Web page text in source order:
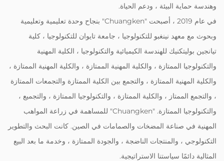
وهندسة حماية البيئة ، ودعم الحياة.
في عام 2019 ، أصبحت "Chuangken" بنجاح وحدة تعليمية وتعليمية
وبحوث مع معهد نينغبو للتكنولوجيا ، جامعة تايوان للتكنولوجيا ، كلية
تيانجين بوليتكنيك للهندسة الكيميائية والتكنولوجيا ، الكلية المهنية
والتكنولوجيا الممتازة ، والكلية المهنية الممتازة ، والكلية المهنية الممتازة ،
والكلية المهنية الممتازة ، والتجمع بين الكلية الممتازة والتجمعات الممتازة
، والتجمع الممتاز ، والكلية الممتازة ، والتكنولوجيا الممتازة ، والتجميع ،
والتكنولوجيا الممتازة. "Chuangken" للمساهمة في زراعة المواهب
المهنية في صناعة المضخات والصمامات في الصين. كانت البحث والتطوير
التكنولوجي ، والمنتجات الناضجة ، والجودة الممتازة ، وخدمة ما بعد البيع
المثالية دائمًا سياستنا الاستراتيجية.